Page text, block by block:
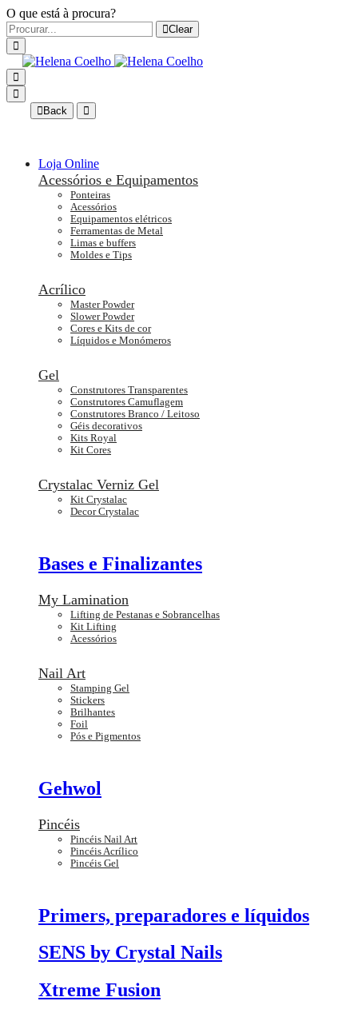
O que está à procura?
Clear
Back
Loja Online
Acessórios e Equipamentos
Ponteiras
Acessórios
Equipamentos elétricos
Ferramentas de Metal
Limas e buffers
Moldes e Tips
Acrílico
Master Powder
Slower Powder
Cores e Kits de cor
Líquidos e Monómeros
Gel
Construtores Transparentes
Construtores Camuflagem
Construtores Branco / Leitoso
Géis decorativos
Kits Royal
Kit Cores
Crystalac Verniz Gel
Kit Crystalac
Decor Crystalac
Bases e Finalizantes
My Lamination
Lifting de Pestanas e Sobrancelhas
Kit Lifting
Acessórios
Nail Art
Stamping Gel
Stickers
Brilhantes
Foil
Pós e Pigmentos
Gehwol
Pincéis
Pincéis Nail Art
Pincéis Acrílico
Pincéis Gel
Primers, preparadores e líquidos
SENS by Crystal Nails
Xtreme Fusion